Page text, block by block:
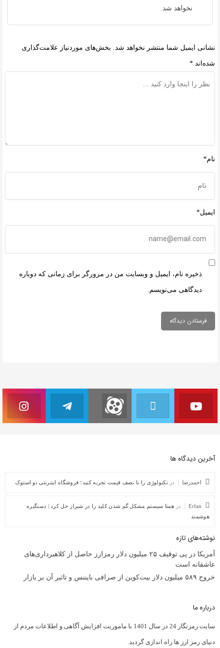
نخواهد شد.
نشانی ایمیل شما منتشر نخواهد شد. بخش‌های موردنیاز علامت‌گذاری
شده‌اند *
نام*
ایمیل*
ذخیره نام، ایمیل و وبسایت من در مرورگر برای زمانی که دوباره
دیدگاهی می‌نویسم.
آخرین دیدگاه ها
احمدرضا در تکنولوژی را با نصف قیمت تجربه کنید؛ فروشگاه اینترنتی نو استوک
Erfan در همتا سیستم مشکل گم شدن کلید را در شیراز حل کرد | دستگیره
هوشمند
نوشته‌های تازه
آمریکا در پی توقیف ۲۵ میلیون دلار رمزارز حاصل از کلاهبرداری‌های
عاشقانه است
خروج ۵۸۹ میلیون دلار بیت‌کوین از صرافی بایننس و تاثیر آن بر بازار
درباره ما
سایت رمزنگار 24 در سال 1401 با ماموریت افزایش آگاهی و اطلاعات مردم از
دنیای رمز ارز ها راه اندازی گردید.